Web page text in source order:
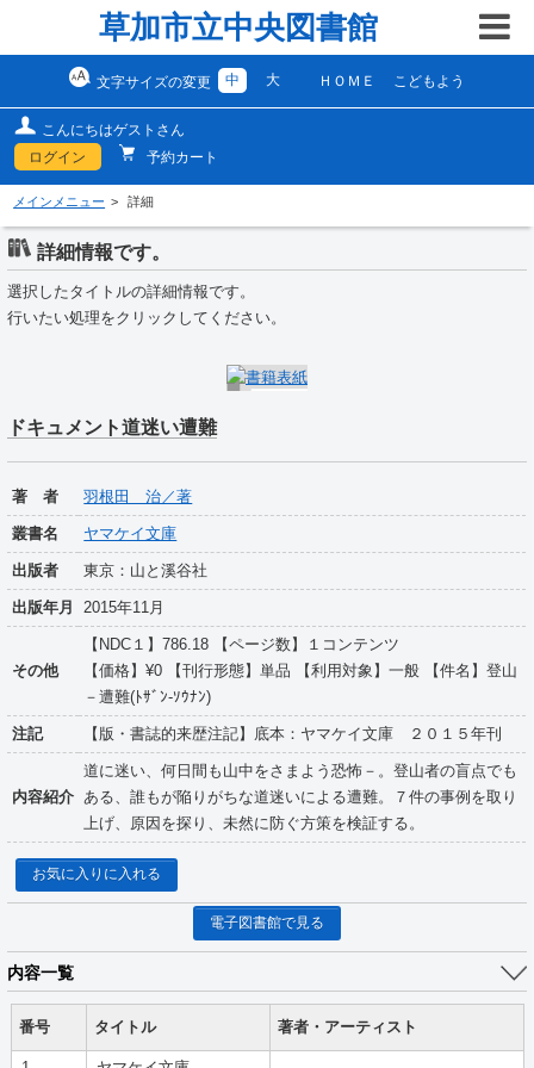
草加市立中央図書館
文字サイズの変更 中 大 ＨＯＭＥ こどもよう
こんにちはゲストさん
ログイン
予約カート
メインメニュー 詳細
詳細情報です。
選択したタイトルの詳細情報です。
行いたい処理をクリックしてください。
ドキュメント道迷い遭難
著 者 羽根田 治／著
叢書名 ヤマケイ文庫
出版者 東京：山と溪谷社
出版年月 2015年11月
その他
【NDC１】786.18 【ページ数】１コンテンツ
【価格】¥0 【刊行形態】単品 【利用対象】一般 【件名】登山
－遭難(ﾄｻﾞﾝ-ｿｳﾅﾝ)
注記 【版・書誌的来歴注記】底本：ヤマケイ文庫 ２０１５年刊
内容紹介
道に迷い、何日間も山中をさまよう恐怖－。登山者の盲点でも
ある、誰もが陥りがちな道迷いによる遭難。７件の事例を取り
上げ、原因を探り、未然に防ぐ方策を検証する。
お気に入りに入れる
電子図書館で見る
内容一覧
番号 タイトル 著者・アーティスト